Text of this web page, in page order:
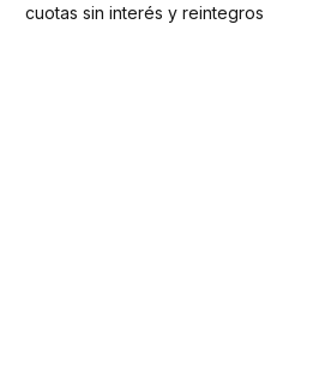
cuotas sin interés y reintegros